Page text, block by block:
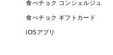
食べチョク コンシェルジュ
食べチョク ギフトカード
iOSアプリ